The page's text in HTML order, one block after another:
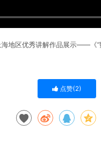
地区优秀讲解作品展示——《“
点赞(2)